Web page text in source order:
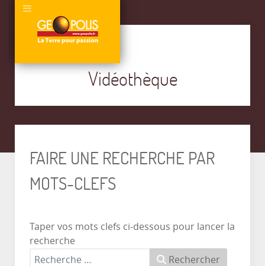
Vidéothèque
FAIRE UNE RECHERCHE PAR
MOTS-CLEFS
Taper vos mots clefs ci-dessous pour lancer la
recherche
Rechercher